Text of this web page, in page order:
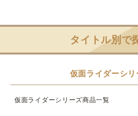
タイトル別で
仮面ライダーシ
仮面ライダーシリーズ商品一覧